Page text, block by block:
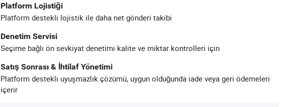
Platform Lojistiği
Platform destekli lojistik ile daha net gönderi takibi
Denetim Servisi
Seçime bağlı ön sevkiyat denetimi kalite ve miktar kontrolleri için
Satış Sonrası & İhtilaf Yönetimi
Platform destekli uyuşmazlık çözümü, uygun olduğunda iade veya geri ödemeleri
içerir